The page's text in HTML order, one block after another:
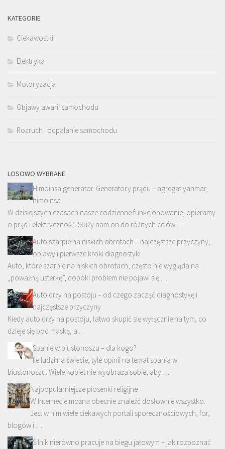
KATEGORIE
Ciekawostki
Elektryka
Motoryzacja
Objawy awarii samochodu
Rozruch i odpalanie samochodu
LOSOWO WYBRANE
Himoinsa generator. Generatory prądu – agregat yanmar,
himoinsa
W dzisiejszych czasach nasze codzienne funkcjonowanie, opieramy
o prąd i elektryczność. Służy nam on do różnych celów …
Auto szarpie na niskich obrotach – najczęstsze przyczyny,
objawy i pierwsze kroki diagnostyki
Auto, które szarpie na niskich obrotach, często nie wygląda na
„poważną usterkę”, dopóki problem nie pojawi się …
Auto drży na postoju – od czego zacząć diagnostykę i
najczęstsze przyczyny
Kiedy auto drży na postoju, łatwo skupić się wyłącznie na tym, co
dzieje się pod maską, a …
Spanie w biustonoszu – dla kogo?
Ile ludzi na świecie, tyle opinii na temat spania w
biustonoszu. Wiele kobiet nie wyobraża sobie, aby …
Najpopularniejsze piosenki religijne
W Internecie można obecnie znaleźć dosłownie wszystko.
Jest w nim wiele ciekawych portali społecznościowych, for,
blogów i …
Silnik nierówno pracuje na biegu jałowym – jak rozpoznać